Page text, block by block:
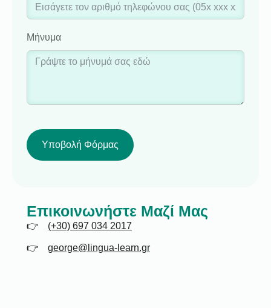
Μήνυμα
Υποβολή Φόρμας
Επικοινωνήστε Μαζί Μας
(+30) 697 034 2017
george@lingua-learn.gr